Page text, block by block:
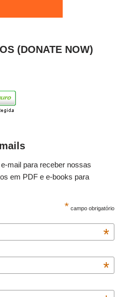
(DONATE NOW)
mail para receber nossas
em PDF e e-books para
* campo obrigatório
*
*